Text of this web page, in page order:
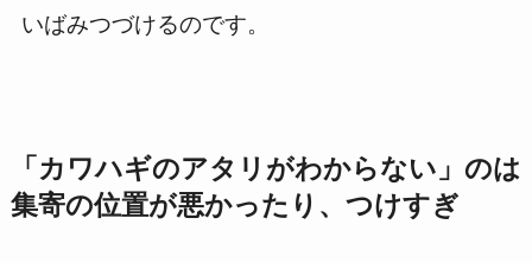
いばみつづけるのです。
「カワハギのアタリがわからない」のは
集寄の位置が悪かったり、つけすぎ